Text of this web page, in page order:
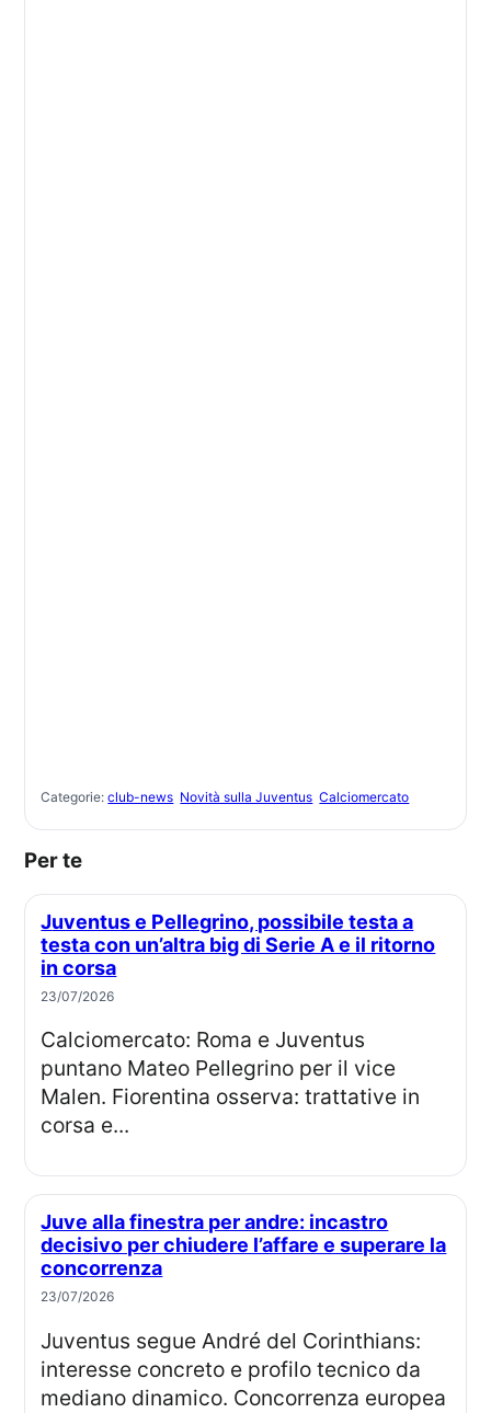
Categorie:club-news Novità sulla Juventus Calciomercato
Per te
Juventus e Pellegrino, possibile testa a
testa con un’altra big di Serie A e il ritorno
in corsa
23/07/2026
Calciomercato: Roma e Juventus
puntano Mateo Pellegrino per il vice
Malen. Fiorentina osserva: trattative in
corsa e...
Juve alla finestra per andre: incastro
decisivo per chiudere l’affare e superare la
concorrenza
23/07/2026
Juventus segue André del Corinthians:
interesse concreto e profilo tecnico da
mediano dinamico. Concorrenza europea